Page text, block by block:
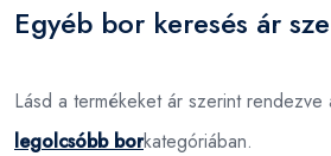
Egyéb bor keresés ár
Lásd a termékeket ár szerint
legolcsóbb borkategóriában.